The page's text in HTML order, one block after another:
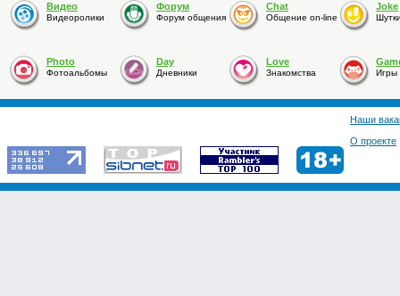
Видео
Видеоролики
Форум
Форум общения
Chat
Общение on-line
Joke
Photo
Фотоальбомы
Day
Дневники
Love
Знакомства Игры
Наши
О проекте